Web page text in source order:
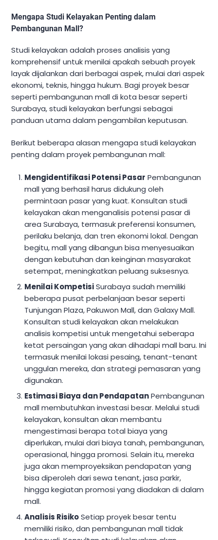
Mengapa Studi Kelayakan Penting dalam
Pembangunan Mall?
Studi kelayakan adalah proses analisis yang
komprehensif untuk menilai apakah sebuah proyek
layak dijalankan dari berbagai aspek, mulai dari aspek
ekonomi, teknis, hingga hukum. Bagi proyek besar
seperti pembangunan mall di kota besar seperti
Surabaya, studi kelayakan berfungsi sebagai
panduan utama dalam pengambilan keputusan.
Berikut beberapa alasan mengapa studi kelayakan
penting dalam proyek pembangunan mall:
Mengidentifikasi Potensi Pasar Pembangunan
mall yang berhasil harus didukung oleh
permintaan pasar yang kuat. Konsultan studi
kelayakan akan menganalisis potensi pasar di
area Surabaya, termasuk preferensi konsumen,
perilaku belanja, dan tren ekonomi lokal. Dengan
begitu, mall yang dibangun bisa menyesuaikan
dengan kebutuhan dan keinginan masyarakat
setempat, meningkatkan peluang suksesnya.
Menilai KompetisiSurabaya sudah memiliki
beberapa pusat perbelanjaan besar seperti
Tunjungan Plaza, Pakuwon Mall, dan Galaxy Mall.
Konsultan studi kelayakan akan melakukan
analisis kompetisi untuk mengetahui seberapa
ketat persaingan yang akan dihadapi mall baru. Ini
termasuk menilai lokasi pesaing, tenant-tenant
unggulan mereka, dan strategi pemasaran yang
digunakan.
Estimasi Biaya dan PendapatanPembangunan
mall membutuhkan investasi besar. Melalui studi
kelayakan, konsultan akan membantu
mengestimasi berapa total biaya yang
diperlukan, mulai dari biaya tanah, pembangunan,
operasional, hingga promosi. Selain itu, mereka
juga akan memproyeksikan pendapatan yang
bisa diperoleh dari sewa tenant, jasa parkir,
hingga kegiatan promosi yang diadakan di dalam
mall.
Analisis RisikoSetiap proyek besar tentu
memiliki risiko, dan pembangunan mall tidak